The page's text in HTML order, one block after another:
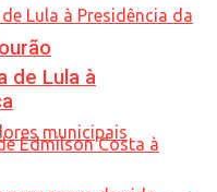
de Lula à